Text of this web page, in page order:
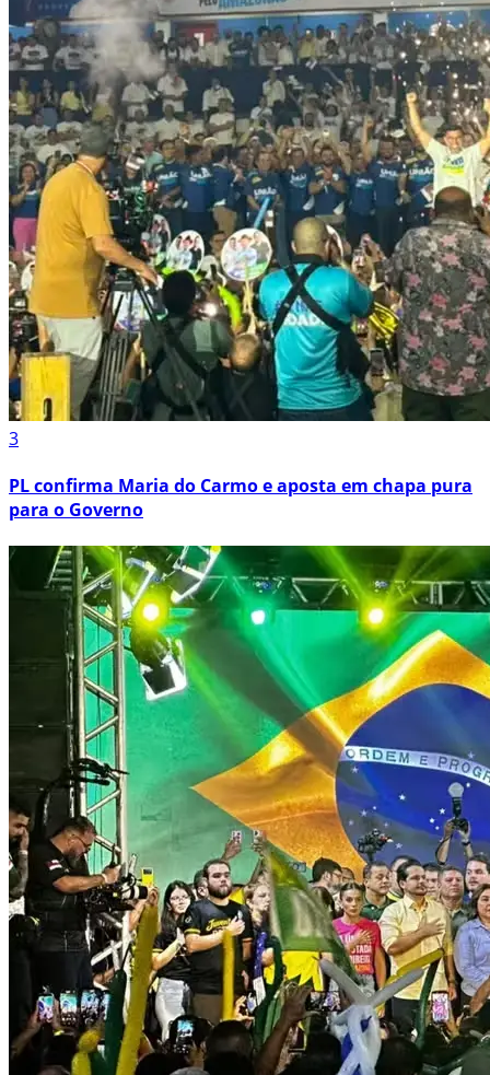
3
PL confirma Maria do Carmo e aposta em chapa pura
para o Governo